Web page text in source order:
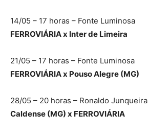
14/05 – 17 horas – Fonte Luminosa
FERROVIÁRIA x Inter de Limeira
21/05 – 17 horas – Fonte Luminosa
FERROVIÁRIA x Pouso Alegre (MG)
28/05 – 20 horas – Ronaldo Junqueira
Caldense (MG) x FERROVIÁRIA